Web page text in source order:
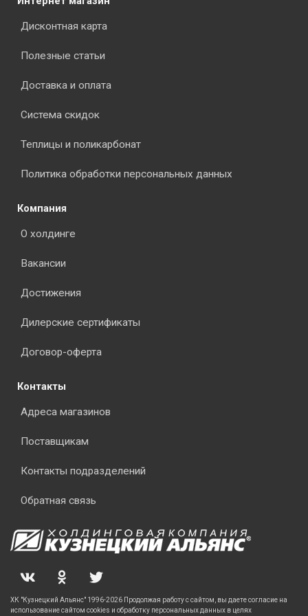
Дисконтная карта
Полезные статьи
Доставка и оплата
Система скидок
Теплицы и поликарбонат
Политика обработки персональных данных
Компания
О холдинге
Вакансии
Достижения
Дилерские сертификаты
Договор-оферта
Контакты
Адреса магазинов
Поставщикам
Контакты подразделений
Обратная связь
ХК "Кузнецкий Альянс" 1996-2026 Продолжая работу с сайтом, вы даете согласие на
использование сайтом cookies и обработку персональных данных в целях